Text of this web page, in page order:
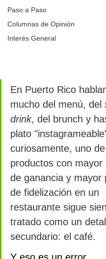
Paso a Paso
Columnas de Opinión
Interés General
En Puerto Rico
mucho del menú, del
drink, del brunch y
plato
curiosamente, uno
productos con mayor
de ganancia y mayor
de fidelización en un
restaurante sigue
tratado como un
secundario: el café.
Y eso es un error.